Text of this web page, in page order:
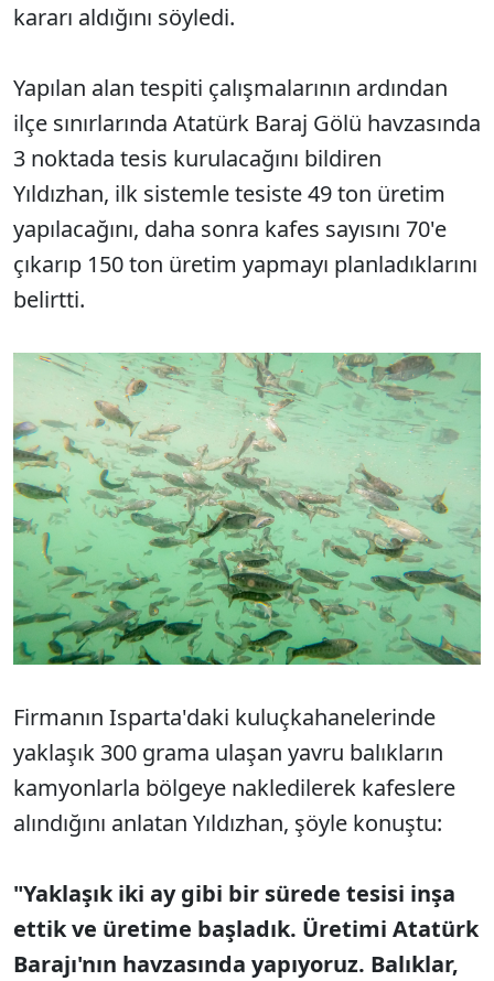
kararı aldığını söyledi.
Yapılan alan tespiti çalışmalarının ardından
ilçe sınırlarında Atatürk Baraj Gölü havzasında
3 noktada tesis kurulacağını bildiren
Yıldızhan, ilk sistemle tesiste 49 ton üretim
yapılacağını, daha sonra kafes sayısını 70'e
çıkarıp 150 ton üretim yapmayı planladıklarını
belirtti.
Firmanın Isparta'daki kuluçkahanelerinde
yaklaşık 300 grama ulaşan yavru balıkların
kamyonlarla bölgeye nakledilerek kafeslere
alındığını anlatan Yıldızhan, şöyle konuştu:
"Yaklaşık iki ay gibi bir sürede tesisi inşa
ettik ve üretime başladık. Üretimi Atatürk
Barajı'nın havzasında yapıyoruz. Balıklar,